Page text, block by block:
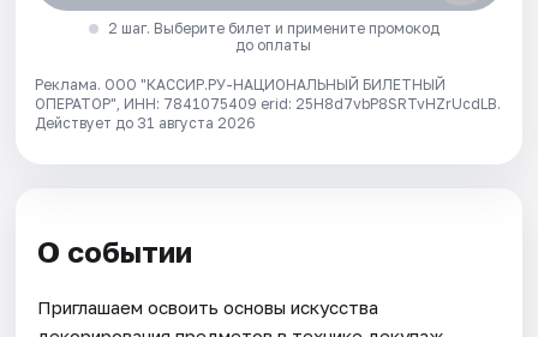
2 шаг. Выберите билет и примените промокод
до оплаты
Реклама. ООО "КАССИР.РУ-НАЦИОНАЛЬНЫЙ БИЛЕТНЫЙ
ОПЕРАТОР", ИНН: 7841075409 erid: 25H8d7vbP8SRTvHZrUcdLB.
Действует до 31 августа 2026
О событии
Приглашаем освоить основы искусства